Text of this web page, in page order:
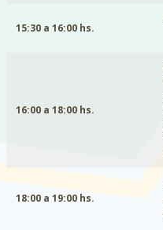
15:30 a 16:00 hs.
16:00 a 18:00 hs.
18:00 a 19:00 hs.